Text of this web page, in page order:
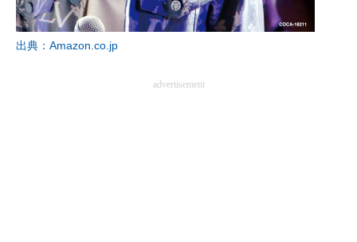
出典：Amazon.co.jp
advertisement